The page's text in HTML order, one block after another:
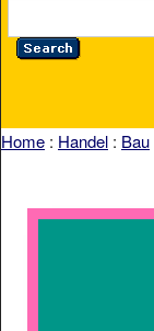
Home : Handel : Bau